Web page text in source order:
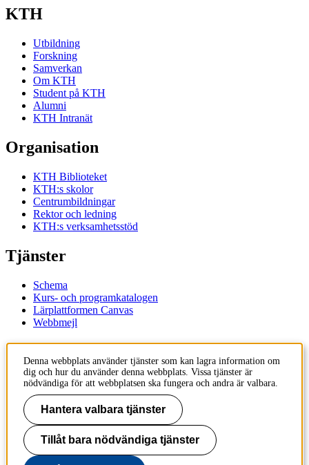
KTH
Utbildning
Forskning
Samverkan
Om KTH
Student på KTH
Alumni
KTH Intranät
Organisation
KTH Biblioteket
KTH:s skolor
Centrumbildningar
Rektor och ledning
KTH:s verksamhetsstöd
Tjänster
Schema
Kurs- och programkatalogen
Lärplattformen Canvas
Webbmejl
Kontakt
KTH
100 44 Stockholm
+46 8 790 60 00
Kontakta KTH
Jobba på KTH
Press och media
Denna webbplats använder tjänster som kan lagra information om
dig och hur du använder denna webbplats. Vissa tjänster är
nödvändiga för att webbplatsen ska fungera och andra är valbara.
Hantera valbara tjänster
Tillåt bara nödvändiga tjänster